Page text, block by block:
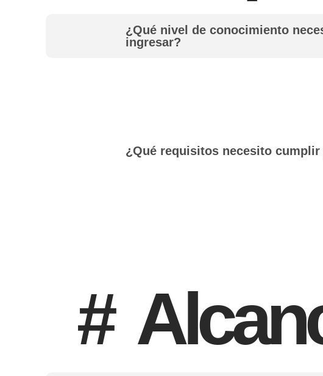
¿Qué nivel de conocimiento
ingresar?
¿Qué requisitos necesito
#